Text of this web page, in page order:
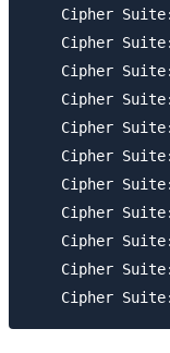
Cipher
Cipher
Cipher
Cipher
Cipher
Cipher
Cipher
Cipher
Cipher
Cipher